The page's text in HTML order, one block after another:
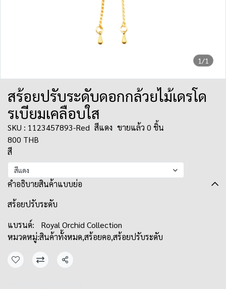
1/1
สร้อยปรับระดับดอกกล้วยไม้เดรโด
รเบียมเคลือบใส
SKU : 1123457893-Red สีแดง ขายแล้ว 0 ชิ้น
800 THB
สี
สีแดง
คำอธิบายสินค้าแบบย่อ
สร้อยปรับระดับ
แบรนด์:
Royal Orchid Collection
หมวดหมู่:สินค้าทั้งหมด,สร้อยคอ,สร้อยปรับระดับ
แชร์